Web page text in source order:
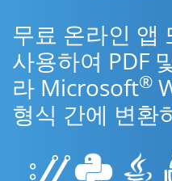
무료 온라인 앱
사용하여 PDF
라 Microsoft®
형식 간에 변환